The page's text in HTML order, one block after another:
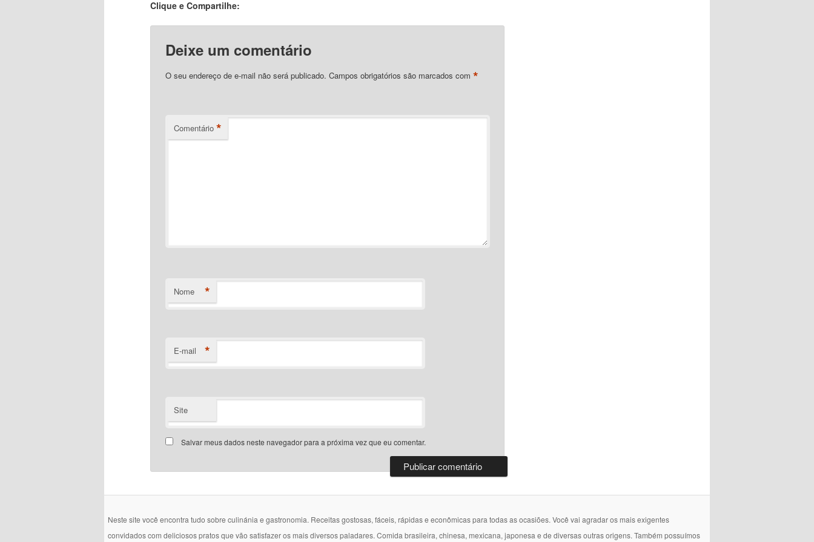
Clique e Compartilhe:
Deixe um comentário
O seu endereço de e-mail não será publicado. Campos obrigatórios são marcados com*
Comentário *
Nome *
E-mail *
Site
Salvar meus dados neste navegador para a próxima vez que eu comentar.
Neste site você encontra tudo sobre culinánia e gastronomia. Receitas gostosas, fáceis, rápidas e econômicas para todas as ocasiões. Você vai agradar os mais exigentes
convidados com deliciosos pratos que vão satisfazer os mais diversos paladares. Comida brasileira, chinesa, mexicana, japonesa e de diversas outras origens. Também possuímos